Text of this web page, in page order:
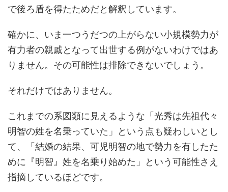
で後ろ盾を得たためだと解釈しています。
確かに、いま一つうだつの上がらない小規模勢力が
有力者の親戚となって出世する例がないわけではあ
りません。その可能性は排除できないでしょう。
それだけではありません。
これまでの系図類に見えるような「光秀は先祖代々
明智の姓を名乗っていた」という点も疑わしいとし
て、「結婚の結果、可児明智の地で勢力を有したた
めに『明智』姓を名乗り始めた」という可能性さえ
指摘しているほどです。